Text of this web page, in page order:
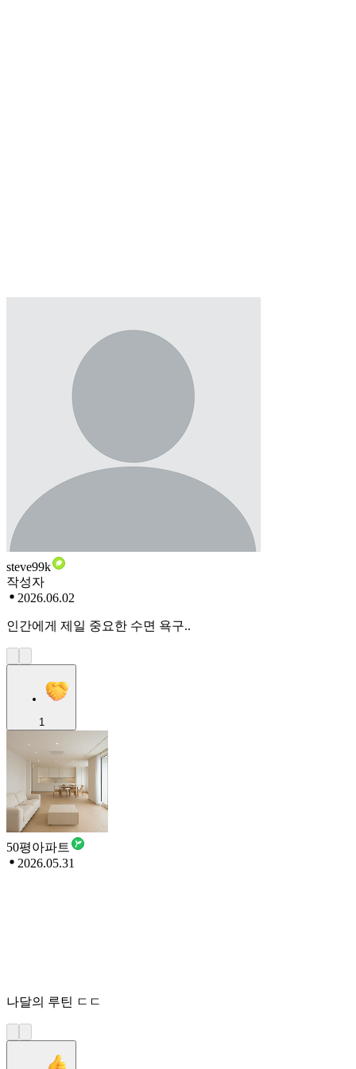
steve99k
작성자
2026.06.02
인간에게 제일 중요한 수면 욕구..
1
50평아파트
2026.05.31
나달의 루틴 ㄷㄷ